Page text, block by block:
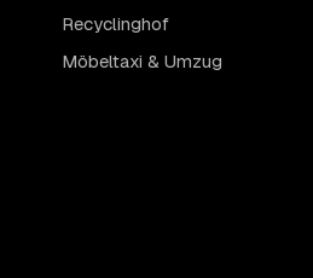
Recyclinghof
Möbeltaxi & Umzug